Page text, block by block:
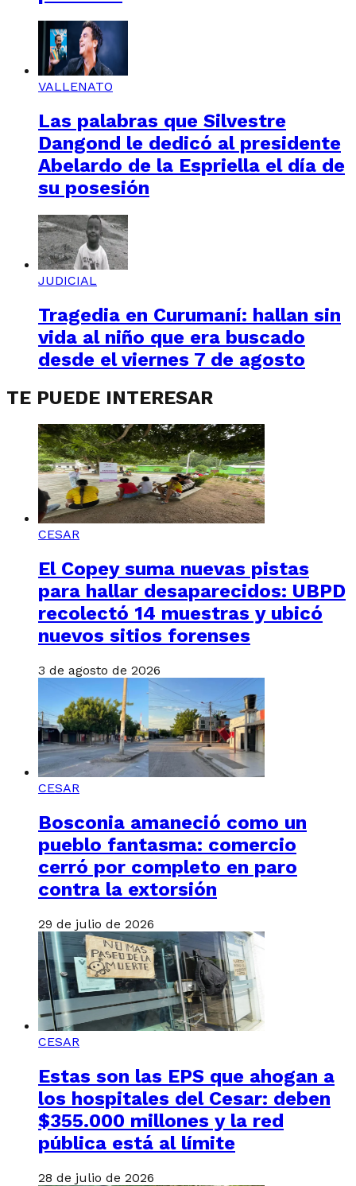
VALLENATO
Las palabras que Silvestre
Dangond le dedicó al presidente
Abelardo de la Espriella el día de
su posesión
JUDICIAL
Tragedia en Curumaní: hallan sin
vida al niño que era buscado
desde el viernes 7 de agosto
TE PUEDE INTERESAR
CESAR
El Copey suma nuevas pistas
para hallar desaparecidos: UBPD
recolectó 14 muestras y ubicó
nuevos sitios forenses
3 de agosto de 2026
CESAR
Bosconia amaneció como un
pueblo fantasma: comercio
cerró por completo en paro
contra la extorsión
29 de julio de 2026
CESAR
Estas son las EPS que ahogan a
los hospitales del Cesar: deben
$355.000 millones y la red
pública está al límite
28 de julio de 2026